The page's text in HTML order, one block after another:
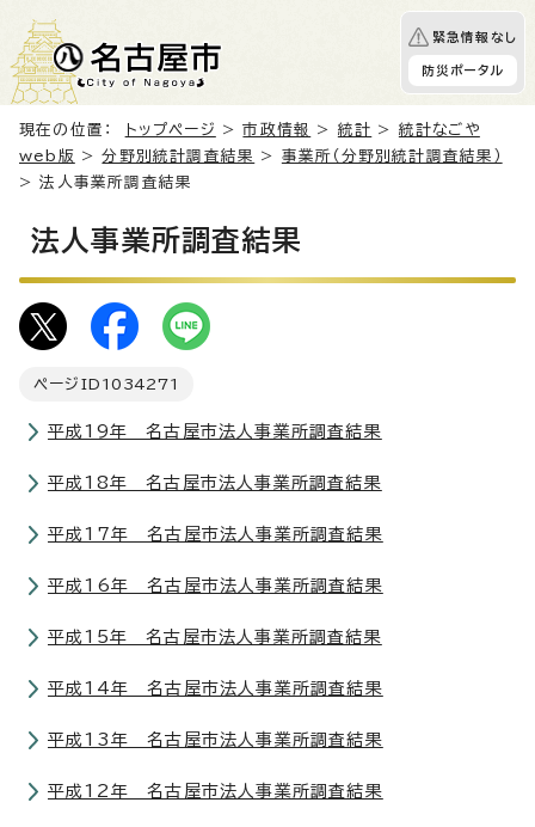
緊急情報なし
防災ポータル
現在の位置： トップページ >市政情報 > 統計 > 統計なごや
web版 >分野別統計調査結果 > 事業所（分野別統計調査結果）
> 法人事業所調査結果
法人事業所調査結果
ページID 1034271
平成19年 名古屋市法人事業所調査結果
平成18年 名古屋市法人事業所調査結果
平成17年 名古屋市法人事業所調査結果
平成16年 名古屋市法人事業所調査結果
平成15年 名古屋市法人事業所調査結果
平成14年 名古屋市法人事業所調査結果
平成13年 名古屋市法人事業所調査結果
平成12年 名古屋市法人事業所調査結果